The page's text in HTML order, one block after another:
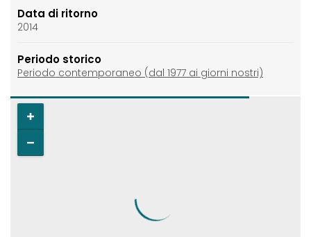
Data di ritorno
2014
Periodo storico
Periodo contemporaneo (dal 1977 ai giorni nostri)